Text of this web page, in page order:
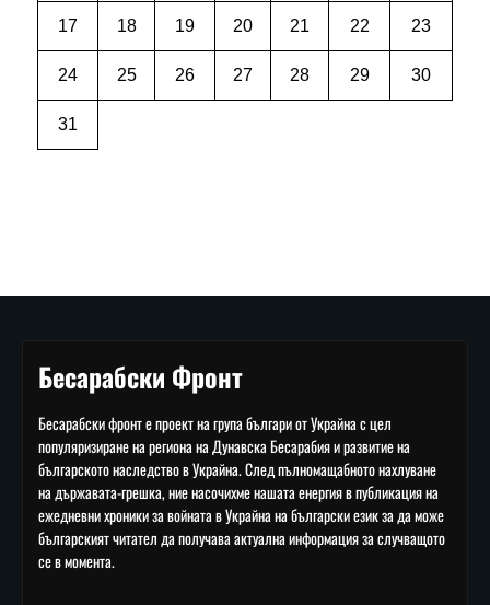
17 18 19 20 21 22 23
24 25 26 27 28 29 30
31
Бесарабски Фронт
Бесарабски фронт е проект на група българи от Украйна с цел
популяризиране на региона на Дунавска Бесарабия и развитие на
българското наследство в Украйна. След пълномащабното нахлуване
на държавата-грешка, ние насочихме нашата енергия в публикация на
ежедневни хроники за войната в Украйна на български език за да може
българският читател да получава актуална информация за случващото
се в момента.